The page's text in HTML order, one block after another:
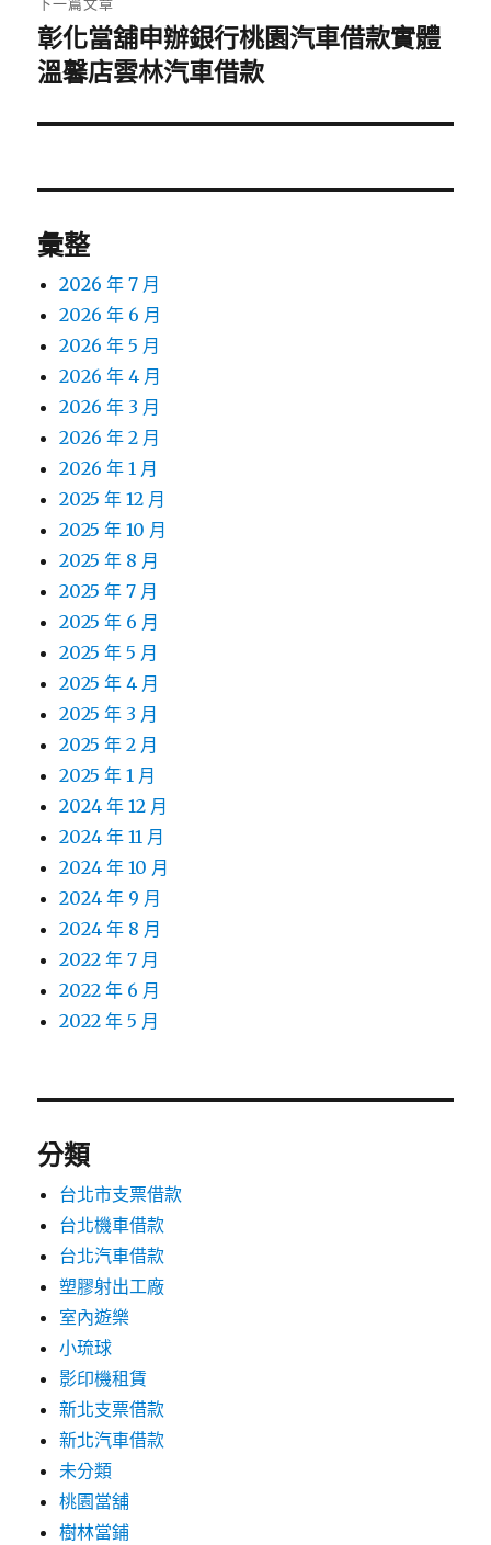
下
一
文
彰化當舖申辦銀行桃園汽車借款實體
溫馨店雲林汽車借款
彙整
2026 年 7 月
2026 年 6 月
2026 年 5 月
2026 年 4 月
2026 年 3 月
2026 年 2 月
2026 年 1 月
2025 年 12 月
2025 年 10 月
2025 年 8 月
2025 年 7 月
2025 年 6 月
2025 年 5 月
2025 年 4 月
2025 年 3 月
2025 年 2 月
2025 年 1 月
2024 年 12 月
2024 年 11 月
2024 年 10 月
2024 年 9 月
2024 年 8 月
2022 年 7 月
2022 年 6 月
2022 年 5 月
分類
台北市支票借款
台北機車借款
台北汽車借款
塑膠射出工廠
室內遊樂
小琉球
影印機租賃
新北支票借款
新北汽車借款
未分類
桃園當舖
樹林當鋪